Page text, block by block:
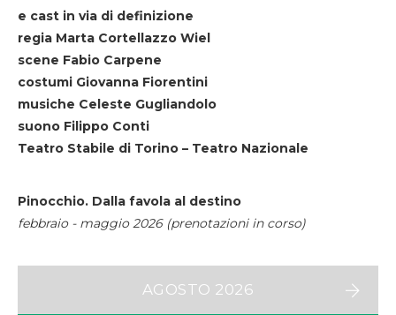
e cast in via di definizione
regia Marta Cortellazzo Wiel
scene Fabio Carpene
costumi Giovanna Fiorentini
musiche Celeste Gugliandolo
suono Filippo Conti
Teatro Stabile di Torino – Teatro Nazionale
Pinocchio. Dalla favola al destino
febbraio - maggio 2026 (prenotazioni in corso)
AGOSTO 2026